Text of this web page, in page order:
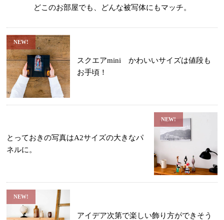
どこのお部屋でも、どんな被写体にもマッチ。
NEW!
スクエアmini かわいいサイズは値段も
お手頃！
NEW!
とっておきの写真はA2サイズの大きなパ
ネルに。
NEW!
アイデア次第で楽しい飾り方ができそう